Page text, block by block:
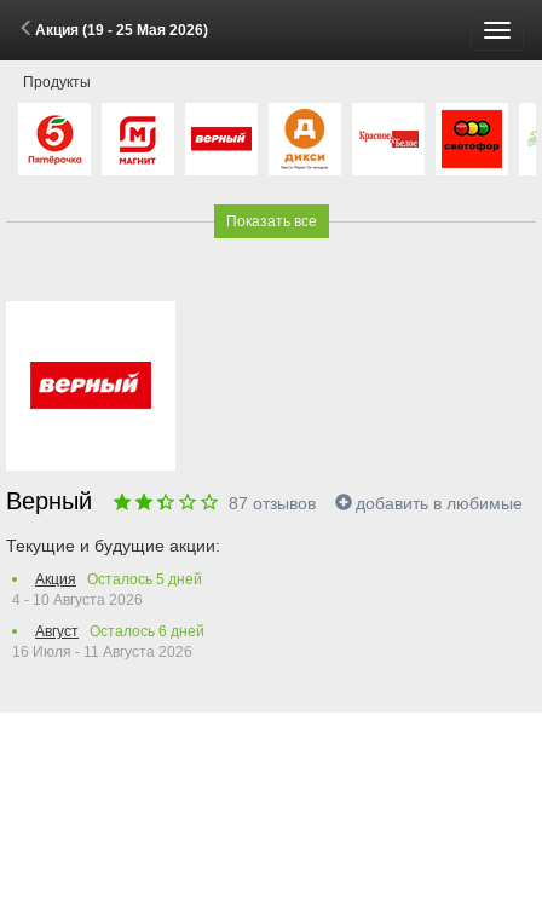
Акция (19 - 25 Мая 2026)
Продукты
Показать все
Верный 87 отзывов добавить в любимые
Текущие и будущие акции:
Акция Осталось 5 дней
4 - 10 Августа 2026
Август
Осталось 6 дней
16 Июля - 11 Августа 2026